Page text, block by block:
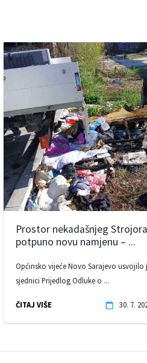
Prostor nekadašnjeg
potpuno novu namjenu – ...
Općinsko vijeće Novo Sarajevo usvojilo
sjednici Prijedlog Odluke o ...
ČITAJ VIŠE 30. 7.